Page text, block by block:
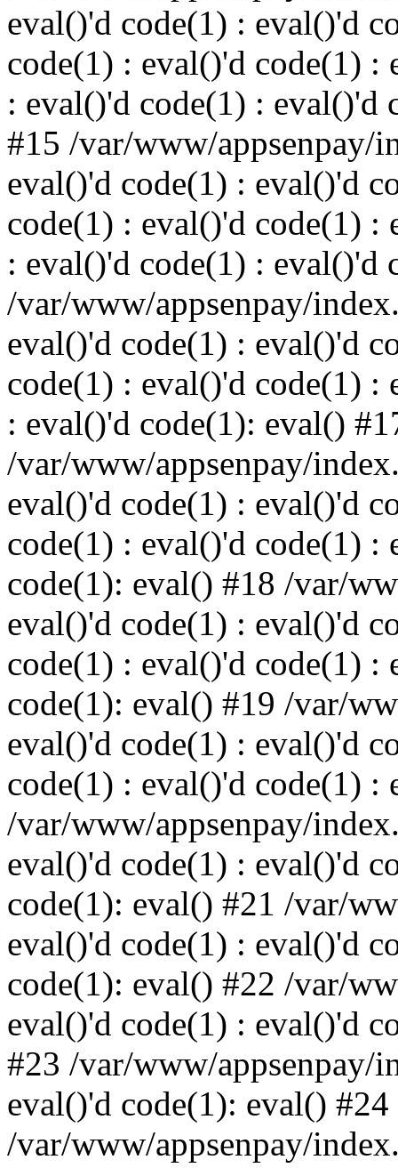
eval()'d code(1) : eval()'d
code(1) : eval()'d code(1) :
: eval()'d code(1) : eval()'d
#15 /var/www/appsenpay/
eval()'d code(1) : eval()'d
code(1) : eval()'d code(1) :
: eval()'d code(1) : eval()'d
/var/www/appsenpay/
eval()'d code(1) : eval()'d
code(1) : eval()'d code(1) :
: eval()'d code(1): eval()
/var/www/appsenpay/
eval()'d code(1) : eval()'d
code(1) : eval()'d code(1) :
code(1): eval() #18 /var/
eval()'d code(1) : eval()'d
code(1) : eval()'d code(1) :
code(1): eval() #19 /var/
eval()'d code(1) : eval()'d
code(1) : eval()'d code(1) :
/var/www/appsenpay/
eval()'d code(1) : eval()'d
code(1): eval() #21 /var/
eval()'d code(1) : eval()'d
code(1): eval() #22 /var/
eval()'d code(1) : eval()'d
#23 /var/www/appsenpay/
eval()'d code(1): eval() #24
/var/www/appsenpay/